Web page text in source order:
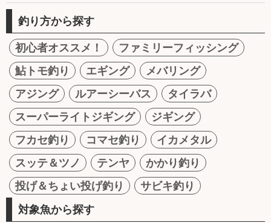
釣り方から探す
初心者オススメ！
ファミリーフィッシング
鮎トモ釣り
エギング
メバリング
アジング
ルアーシーバス
タイラバ
スーパーライトジギング
ジギング
フカセ釣り
コマセ釣り
イカメタル
スッテ＆ツノ
テンヤ
かかり釣り
投げ＆ちょい投げ釣り
サビキ釣り
対象魚から探す